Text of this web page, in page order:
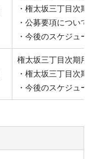
・権太坂三丁目次
・公募要項について
・今後のスケジュ
権太坂三丁目次期
・権太坂三丁目次
・今後のスケジュ